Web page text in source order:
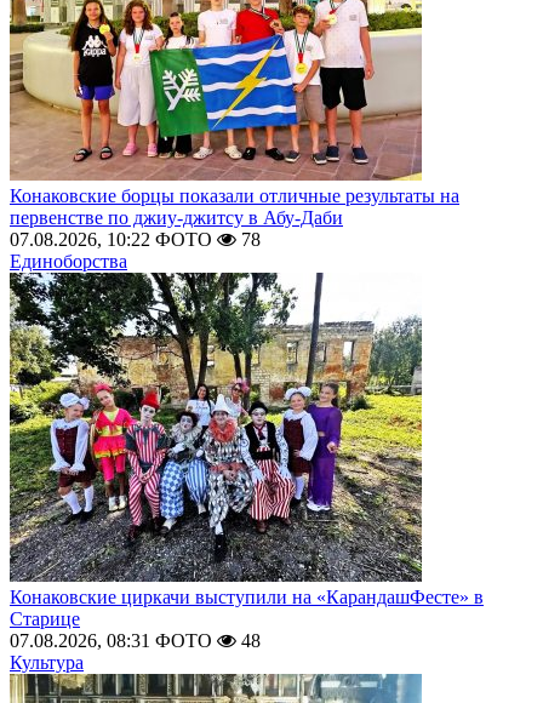
Конаковские борцы показали отличные результаты на
первенстве по джиу-джитсу в Абу-Даби
07.08.2026, 10:22 ФОТО
78
Единоборства
Конаковские циркачи выступили на «КарандашФесте» в
Старице
07.08.2026, 08:31 ФОТО
48
Культура